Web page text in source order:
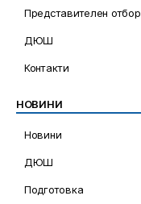
Представителен отбор
ДЮШ
Контакти
НОВИНИ
Новини
ДЮШ
Подготовка